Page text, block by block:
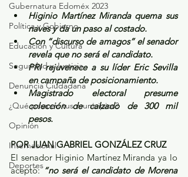
Gubernatura Edoméx 2023
Política y Gobierno
Educación y Cultura
Seguridad y Justicia
Denuncia Ciudadana
¿Qué pasa en tus municipios?
Opinión
Internacional
Deportes
Higinio Martínez Miranda quema sus
naves y da un paso al costado.
Con “discurso de amagos” el senador
revela que no será el candidato.
PRI rejuvenece a su líder Eric Sevilla
en campaña de posicionamiento.
Magistrado electoral presume
colección de calzado de 300 mil
pesos.
POR JUAN GABRIEL GONZÁLEZ CRUZ
El senador Higinio Martínez Miranda ya lo
aceptó: “no será el candidato de Morena